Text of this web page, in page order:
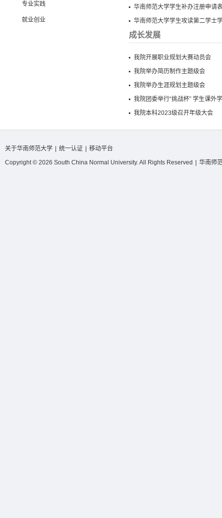
专业实践
就业创业
华南师范大学学生补办注册申请
华南师范大学学生攻读第二学士
成长发展
我院开展职业规划大赛动员会
我院举办简历制作主题级会
我院举办生涯规划主题级会
我院团委举行“挑战杯” 学生课外
我院本科2023级召开年级大会
关于华南师范大学 统一认证
移动平台
Copyright © 2026 South China Normal University. All Rights Reserved
华南师